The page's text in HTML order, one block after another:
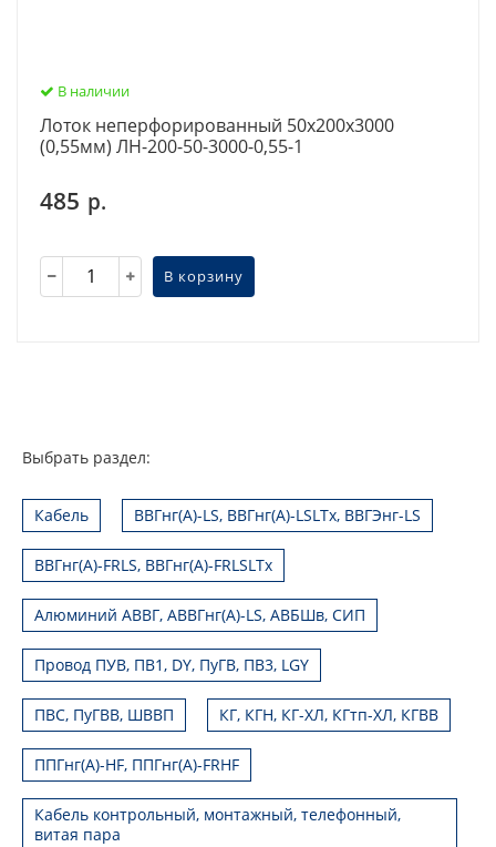
В наличии
Лоток неперфорированный 50х200х3000
(0,55мм) ЛН-200-50-3000-0,55-1
485 р.
В корзину
Выбрать раздел:
Кабель ВВГнг(А)-LS, ВВГнг(А)-LSLTx, ВВГЭнг-LS
ВВГнг(А)-FRLS, ВВГнг(А)-FRLSLTx
Алюминий АВВГ, АВВГнг(А)-LS, АВБШв, СИП
Провод ПУВ, ПВ1, DY, ПуГВ, ПВ3, LGY
ПВС, ПуГВВ, ШВВП КГ, КГН, КГ-ХЛ, КГтп-ХЛ, КГВВ
ППГнг(А)-HF, ППГнг(А)-FRHF
Кабель контрольный, монтажный, телефонный,
витая пара